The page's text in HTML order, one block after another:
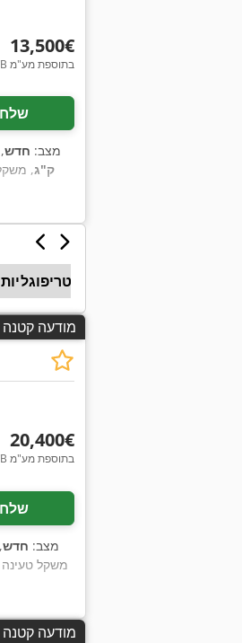
‏13,500 ‏€
VB בתוספת מע"מ
מצב: חדש
ק"ג,
יחידות צנטריפוגליות
מודעה קטנה
‏20,400 ‏€
VB בתוספת מע"מ
מצב: חדש
משקל
מודעה קטנה